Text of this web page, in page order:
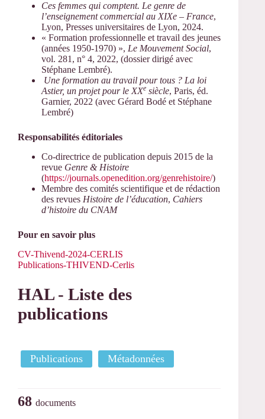
Ces femmes qui comptent. Le genre de
l’enseignement commercial au XIXe – France,
Lyon, Presses universitaires de Lyon, 2024.
« Formation professionnelle et travail des jeunes
(années 1950-1970) », Le Mouvement Social,
vol. 281, n° 4, 2022, (dossier dirigé avec
Stéphane Lembré).
Une formation au travail pour tous ? La loi
Astier, un projet pour le XXe siècle, Paris, éd.
Garnier, 2022 (avec Gérard Bodé et Stéphane
Lembré)
Responsabilités éditoriales
Co-directrice de publication depuis 2015 de la
revue Genre & Histoire
(https://journals.openedition.org/genrehistoire/)
Membre des comités scientifique et de rédaction
des revues Histoire de l’éducation, Cahiers
d’histoire du CNAM
Pour en savoir plus
CV-Thivend-2024-CERLIS
Publications-THIVEND-Cerlis
HAL - Liste des
publications
Publications Métadonnées
68 documents